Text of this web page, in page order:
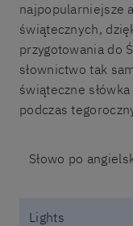
najpopularniejsze
świątecznych,
przygotowania do
słownictwo tak
świąteczne
podczas
Słowo po
Lights